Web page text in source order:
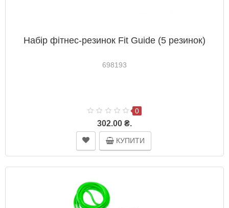
Набір фітнес-резинок Fit Guide (5 резинок)
698193
0
302.00 ₴.
КУПИТИ